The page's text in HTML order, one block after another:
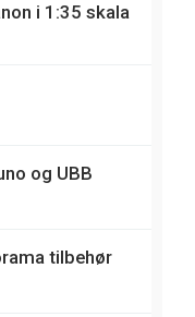
i 1:35 skala
og UBB
tilbehør